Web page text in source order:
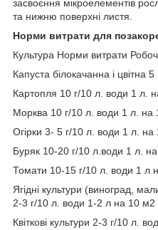
засвоєння мікроелементів
та нижню поверхні листя.
Норми витрати для
Культура Норми витрати
Капуста білокачанна і цвітна
Картопля 10 г/10 л. води 1 л.
Морква 10 г/10 л. води 1 л. на
Огірки 3- 5 г/10 л. води 1 л. на
Буряк 10-20 г/10 л.води 1 л.
Томати 10-15 г/10 л. води 1 л
Ягідні культури (виноград,
2-3 г/10 л. води 1-2 л на 10
Квіткові культури 2-3 г/10 л.